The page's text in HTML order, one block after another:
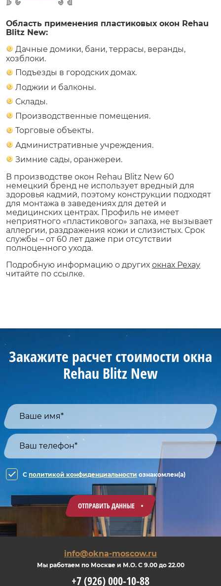
Область применения пластиковых окон Rehau
Blitz New:
Дачные домики, бани, террасы, веранды,
хозблоки.
Подъезды в городских домах.
Лоджии и балконы.
Склады.
Производственные помещения.
Торговые объекты.
Административные учреждения.
Зимние сады, оранжереи.
В производстве окон Rehau Blitz New 60
немецкий бренд не использует вредный для
здоровья кадмий, поэтому конструкции подходят
для монтажа в заведениях для детей и
медицинских центрах. Профиль не имеет
неприятного «пластикового» запаха, не вызывает
аллергии, раздражения кожи и слизистых. Срок
службы – от 60 лет даже при отсутствии
полноценного ухода.
Подробную информацию о других окнах Рехау
читайте по ссылке.
Закажите расчет стоимости окна
Rehau Blitz New
C политикой конфиденциальности ознакомлен(а)
ОТПРАВИТЬ ДАННЫЕ
info@okna-moscow.ru
Мы работаем по Москве и М.О. С 9.00 до 22.00
+7 (926) 000-10-88